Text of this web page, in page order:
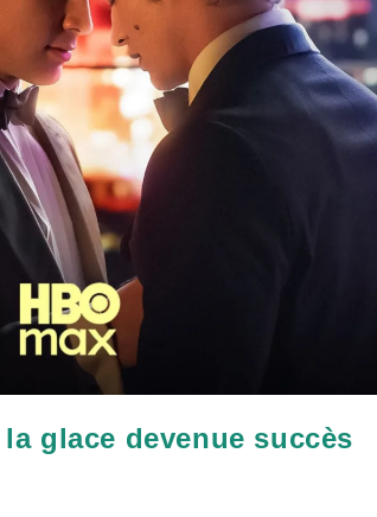
glace devenue succès